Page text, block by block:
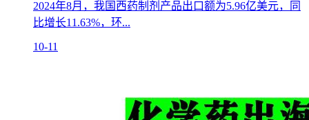
2024年8月，我国西药制剂产品出口额为5.96亿美元，同
比增长11.63%，环...
10-11